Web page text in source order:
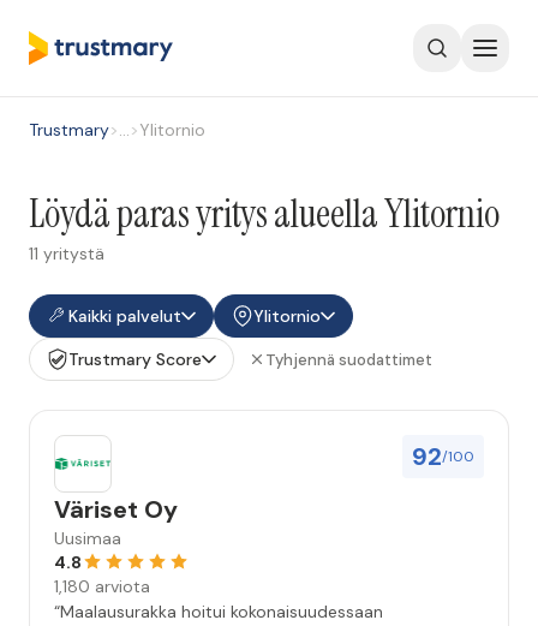
Trustmary>…>Ylitornio
Löydä paras yritys alueella Ylitornio
11 yritystä
Kaikki palvelut
Ylitornio
Trustmary Score
Tyhjennä suodattimet
92/100
Väriset Oy
Uusimaa
4.8
1,180 arviota
“Maalausurakka hoitui kokonaisuudessaan